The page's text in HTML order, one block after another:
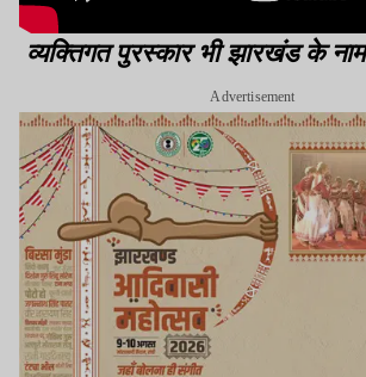
व्यक्तिगत पुरस्कार भी झारखंड के नाम
Advertisement